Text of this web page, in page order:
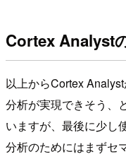
Cortex Analyst
以上からCortex
分析が実現できそう、
いますが、最後に少し
分析のためにはまずセ